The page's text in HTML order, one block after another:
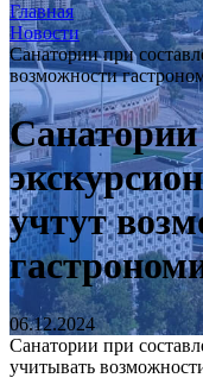
Главная
Новости
Санатории при
возможности
Санатории
учтут
06.12.2024
Санатории при
учитывать